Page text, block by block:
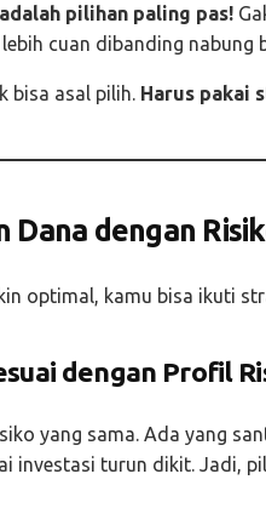
pilihan paling pas!
cuan dibanding nabung
bisa asal pilih. Harus pakai
dengan
optimal, kamu bisa ikuti
dengan Profil
yang sama. Ada yang
investasi turun dikit. Jadi,